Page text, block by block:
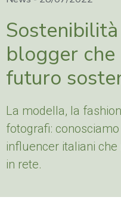
blogger
futuro
La modella, la
fotografi:
influencer italiani
in rete.